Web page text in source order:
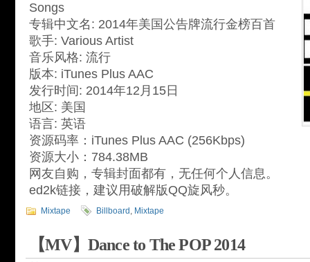
Songs
专辑中文名: 2014年美国公告牌流行金榜百首
歌手: Various Artist
音乐风格: 流行
版本: iTunes Plus AAC
发行时间: 2014年12月15日
地区: 美国
语言: 英语
资源码率：iTunes Plus AAC (256Kbps)
资源大小：784.38MB
网友自购，专辑封面都有，无任何个人信息。
ed2k链接，建议用破解版QQ旋风秒。
Mixtape Billboard , Mixtape
【MV】Dance to The POP 2014